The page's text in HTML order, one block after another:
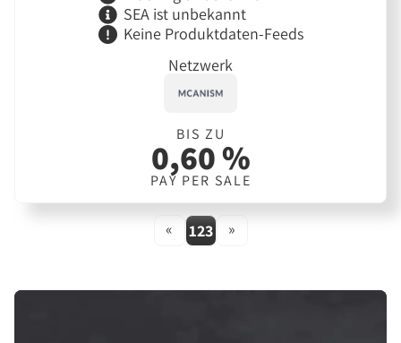
SEA ist unbekannt
Keine Produktdaten-Feeds
Netzwerk
BIS ZU
0,60 %
PAY PER SALE
« 123 »